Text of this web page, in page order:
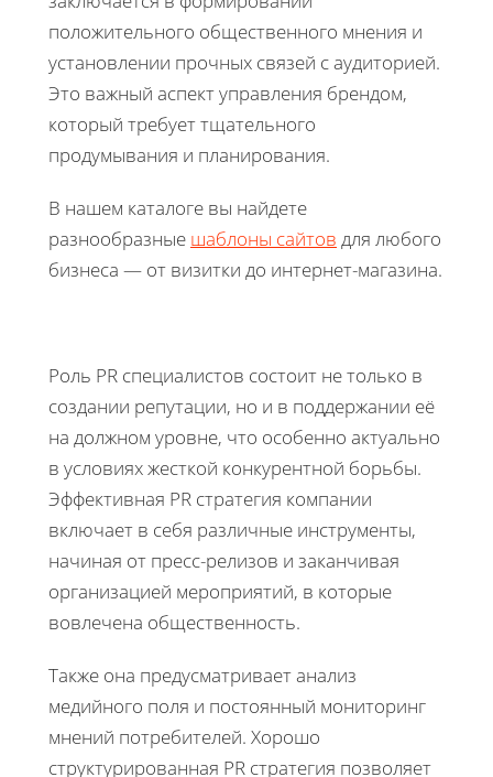
положительного общественного мнения и
установлении прочных связей с аудиторией.
Это важный аспект управления брендом,
который требует тщательного
продумывания и планирования.
В нашем каталоге вы найдете
разнообразные шаблоны сайтов для любого
бизнеса — от визитки до интернет-магазина.
Роль PR специалистов состоит не только в
создании репутации, но и в поддержании её
на должном уровне, что особенно актуально
в условиях жесткой конкурентной борьбы.
Эффективная PR стратегия компании
включает в себя различные инструменты,
начиная от пресс-релизов и заканчивая
организацией мероприятий, в которые
вовлечена общественность.
Также она предусматривает анализ
медийного поля и постоянный мониторинг
мнений потребителей. Хорошо
структурированная PR стратегия позволяет